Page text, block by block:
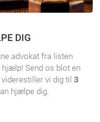
DIG
advokat fra listen
Send os blot en
vi dig til 3
hjælpe dig.